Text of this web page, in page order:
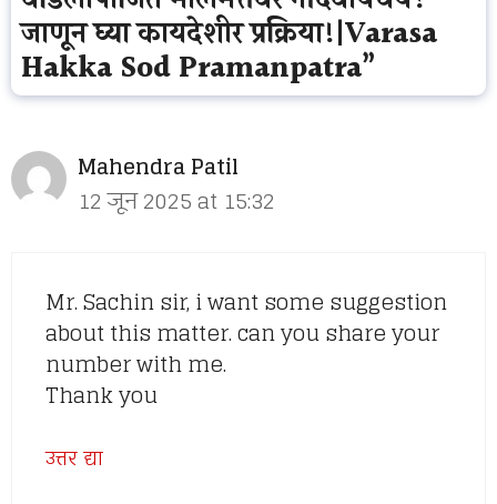
जाणून घ्या कायदेशीर प्रक्रिया!|Varasa
Hakka Sod Pramanpatra”
Mahendra Patil
12 जून 2025 at 15:32
Mr. Sachin sir, i want some suggestion
about this matter. can you share your
number with me.
Thank you
उत्तर द्या